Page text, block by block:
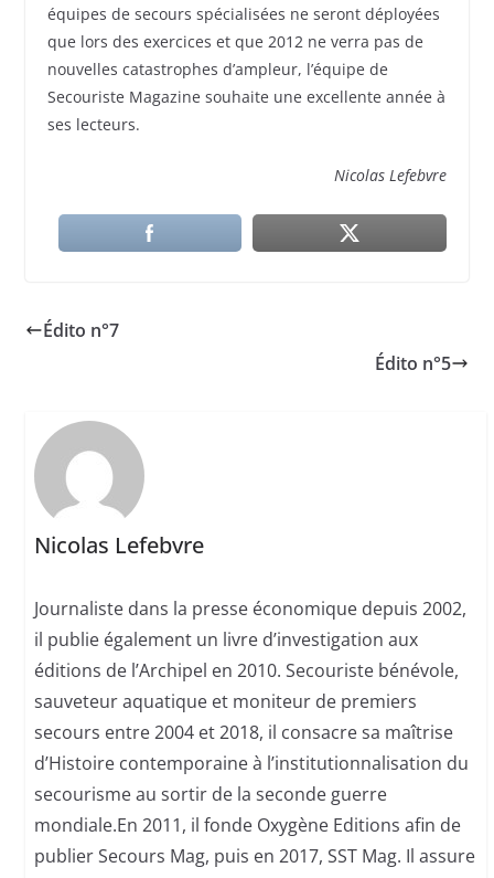
équipes de secours spécialisées ne seront déployées
que lors des exercices et que 2012 ne verra pas de
nouvelles catastrophes d’ampleur, l’équipe de
Secouriste Magazine souhaite une excellente année à
ses lecteurs.
Nicolas Lefebvre
Édito n°7
Édito n°5
Nicolas Lefebvre
Journaliste dans la presse économique depuis 2002,
il publie également un livre d’investigation aux
éditions de l’Archipel en 2010. Secouriste bénévole,
sauveteur aquatique et moniteur de premiers
secours entre 2004 et 2018, il consacre sa maîtrise
d’Histoire contemporaine à l’institutionnalisation du
secourisme au sortir de la seconde guerre
mondiale.En 2011, il fonde Oxygène Editions afin de
publier Secours Mag, puis en 2017, SST Mag. Il assure